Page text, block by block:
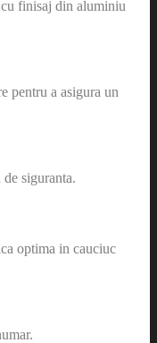
finisaj din aluminiu
pentru a asigura un
siguranta.
optima in cauciuc